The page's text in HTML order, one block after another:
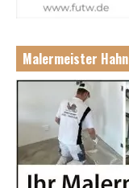
Malermeister Hahn